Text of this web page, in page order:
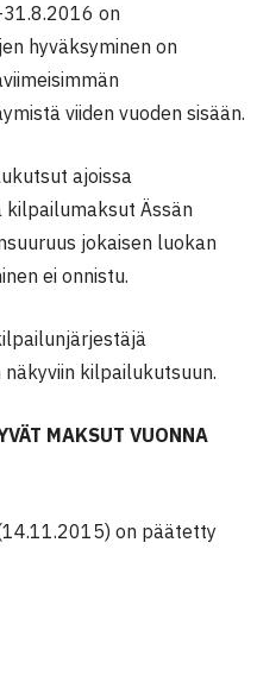
on
hyväksyminen on
viiden vuoden sisään.
ajoissa
Ässän
jokaisen luokan
ei onnistu.
kilpailukutsuun.
MAKSUT VUONNA
on päätetty